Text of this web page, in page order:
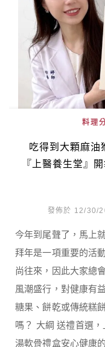
料理
吃得到大顆麻油
『上醫養生堂』
發佈於 12/30/
今年到尾聲了，馬上
拜年是一項重要的活
尚往來，因此大家總
風潮盛行，對健康有
糖果、餅乾或傳統糕
嗎？ 大綱 送禮首選
湯軟骨禮盒安心健康